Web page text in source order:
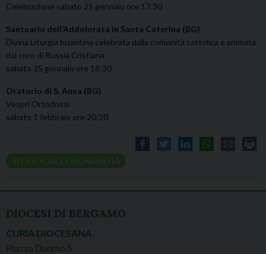
Celebrazione sabato 25 gennaio ore 17:30
Santuario dell’Addolorata in Santa Caterina (BG)
Divina Liturgia bizantina celebrata dalla comunità cattolica e animata
dal coro di Russia Cristiana
sabato 25 gennaio ore 18:30
Oratorio di S. Anna (BG)
Vespri Ortodossi
sabato 1 febbraio ore 20:30
VITA SOCIALE E MONDIALITÀ
DIOCESI DI BERGAMO
CURIA DIOCESANA
Piazza Duomo 5